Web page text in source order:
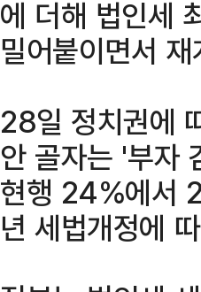
에 더해 법인세
밀어붙이면서
28일 정치권에
안 골자는 '부자
현행 24%에서
년 세법개정에